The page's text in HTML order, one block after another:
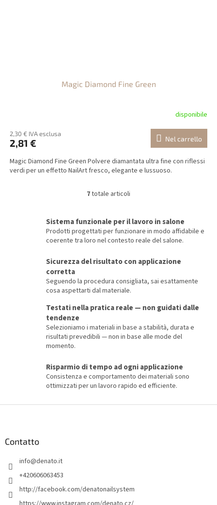
Magic Diamond Fine Green
disponibile
2,30 € IVA esclusa
2,81 € Nel carrello
Magic Diamond Fine Green Polvere diamantata ultra fine con riflessi
verdi per un effetto NailArt fresco, elegante e lussuoso.
C
t
r
o
l
d
e
l
e
l
c
o
7totale articoli
Sistema funzionale per il lavoro in salone
Prodotti progettati per funzionare in modo affidabile e
coerente tra loro nel contesto reale del salone.
Sicurezza del risultato con applicazione
corretta
Seguendo la procedura consigliata, sai esattamente
cosa aspettarti dal materiale.
Testati nella pratica reale — non guidati dalle
tendenze
Selezioniamo i materiali in base a stabilità, durata e
risultati prevedibili — non in base alle mode del
momento.
Risparmio di tempo ad ogni applicazione
Consistenza e comportamento dei materiali sono
ottimizzati per un lavoro rapido ed efficiente.
Contatto
info@denato.it
+420606063453
http://facebook.com/denatonailsystem